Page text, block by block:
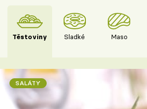
Těstoviny Sladké Maso
SALÁTY